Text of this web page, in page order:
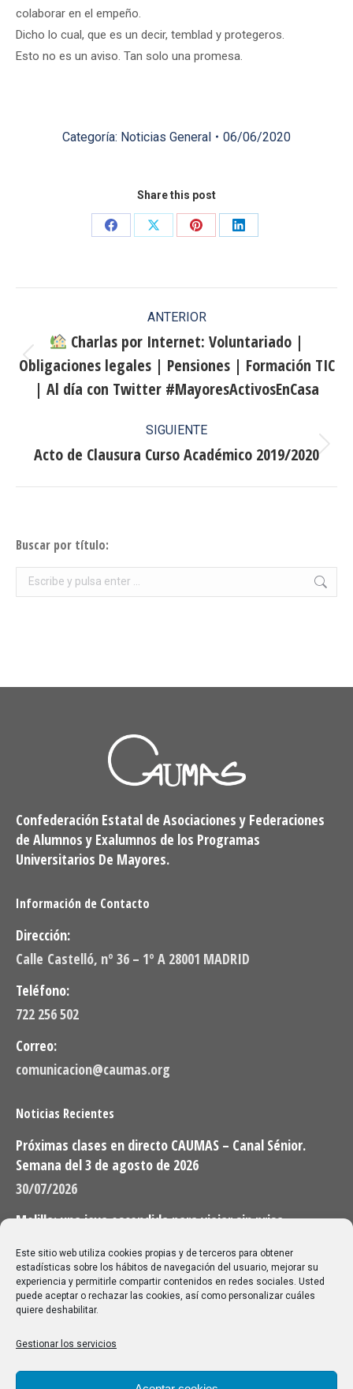
Este sitio web utiliza cookies propias y de terceros para obtener
estadísticas sobre los hábitos de navegación del usuario, mejorar su
experiencia y permitirle compartir contenidos en redes sociales. Usted
puede aceptar o rechazar las cookies, así como personalizar cuáles
quiere deshabilitar.
Gestionar los servicios
colaborar en el empeño.
Dicho lo cual, que es un decir, temblad y protegeros.
Esto no es un aviso. Tan solo una promesa.
Categoría: Noticias General 06/06/2020
Share this post
Share
Share
Share
Share
entre
publicaciones
ANTERIOR
Publicación
anterior:
Charlas por Internet: Voluntariado |
Obligaciones legales | Pensiones | Formación TIC
| Al día con Twitter #MayoresActivosEnCasa
SIGUIENTE
Publicación
Acto de Clausura Curso Académico 2019/2020
Buscar por título:
Buscar:
Confederación Estatal de Asociaciones y Federaciones
de Alumnos y Exalumnos de los Programas
Universitarios De Mayores.
Información de Contacto
Dirección:
Calle Castelló, nº 36 – 1º A 28001 MADRID
Teléfono:
722 256 502
Correo:
comunicacion@caumas.org
Noticias Recientes
Próximas clases en directo CAUMAS – Canal Sénior.
Semana del 3 de agosto de 2026
30/07/2026
Melilla: una joya escondida para viajar sin prisa
Buscar
Buscar:
Aviso Legal|Política de privacidad|Política de cookies